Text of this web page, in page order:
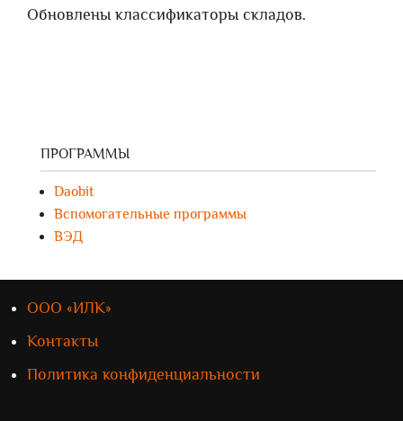
Обновлены классификаторы складов.
ПРОГРАММЫ
Daobit
Вспомогательные программы
ВЭД
ООО «ИЛК»
Контакты
Политика конфиденциальности